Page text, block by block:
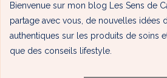
Bienvenue sur mon blog Les Sens de
partage avec vous, de nouvelles idées
authentiques sur les produits de soins
que des conseils lifestyle.